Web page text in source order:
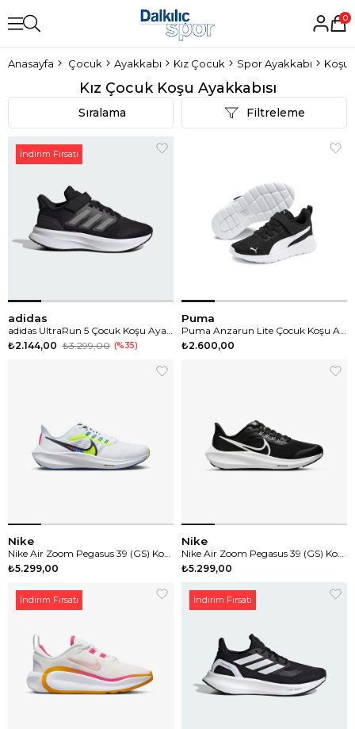
0
Anasayfa Çocuk Ayakkabı Kız Çocuk Spor Ayakkabı Koşu
Kız Çocuk Koşu Ayakkabısı
Filtreleme
Sıralama
adidas
₺2.144,00 ₺3.299,00 %35
İndirim Fırsatı
Puma
₺2.600,00
Nike
₺5.299,00
Nike
₺5.299,00
İndirim Fırsatı İndirim Fırsatı